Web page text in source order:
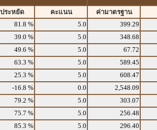
ระหยัด คะแนน ค่ามาตรฐาน
81.8 % 5.0 399.29
39.0 % 5.0 348.68
49.6 % 5.0 67.72
63.3 % 5.0 589.45
25.3 % 5.0 608.47
-16.8 % 0.0 2,548.09
79.2 % 5.0 303.07
75.7 % 5.0 256.48
85.3 % 5.0 296.40